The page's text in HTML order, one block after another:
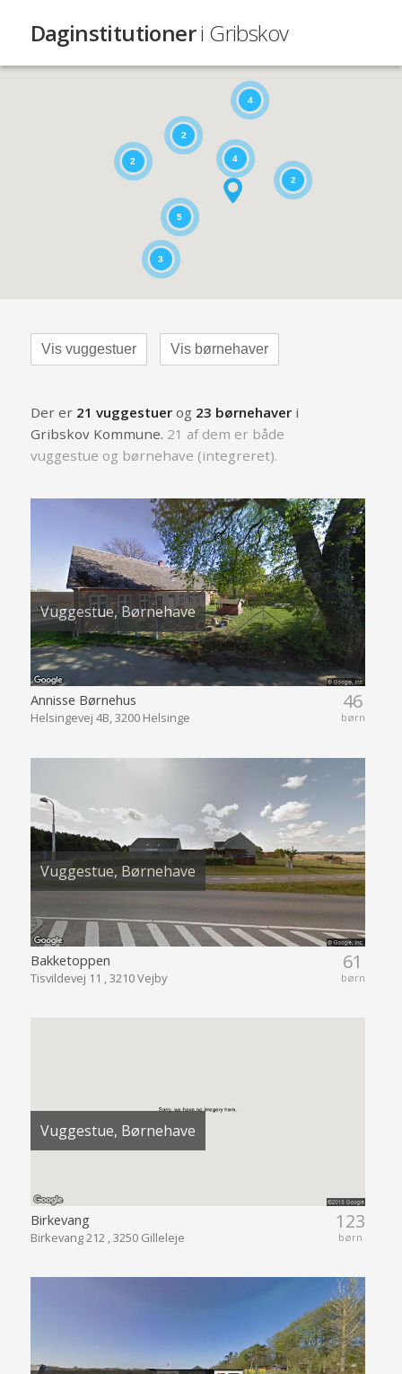
Daginstitutioneri Gribskov
4
4
2
5
2
3
2
Vis vuggestuer Vis børnehaver
Der er 21 vuggestuerog 23 børnehaveri
Gribskov Kommune. 21 af dem er både
vuggestue og børnehave (integreret).
Vuggestue, Børnehave
46
børn
Annisse Børnehus
Helsingevej 4B, 3200 Helsinge
Vuggestue, Børnehave
61
børn
Bakketoppen
Tisvildevej 11 , 3210 Vejby
Vuggestue, Børnehave
123
børn
Birkevang
Birkevang 212 , 3250 Gilleleje